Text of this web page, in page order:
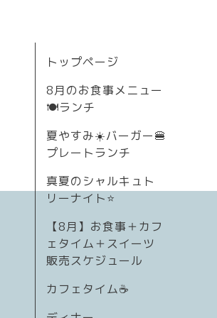
トップページ
8月のお食事メニュー
🍽ランチ
夏やすみ☀️バーガー🍔
プレートランチ
真夏のシャルキュト
リーナイト⭐
【8月】お食事＋カフ
ェタイム＋スイーツ
販売スケジュール
カフェタイム☕️